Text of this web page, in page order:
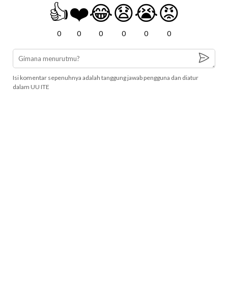
👍
0
❤️
0
😂
0
😧
0
😭
0
😡
0
Isi komentar sepenuhnya adalah tanggung jawab pengguna dan diatur
dalam UU ITE